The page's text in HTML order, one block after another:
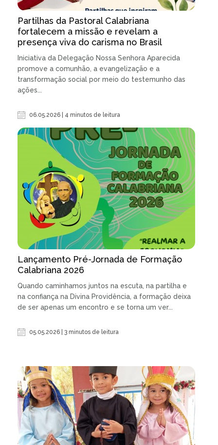
Partilhas da Pastoral Calabriana
fortalecem a missão e revelam a
presença viva do carisma no Brasil
Iniciativa da Delegação Nossa Senhora Aparecida
promove a comunhão, a evangelização e a
transformação social por meio do testemunho das
ações...
06.05.2026 | 4 minutos de leitura
Lançamento Pré-Jornada de Formação
Calabriana 2026
Quando caminhamos juntos na escuta, na partilha e
na confiança na Divina Providência, a formação deixa
de ser apenas um encontro e se torna um ver...
05.05.2026 | 3 minutos de leitura